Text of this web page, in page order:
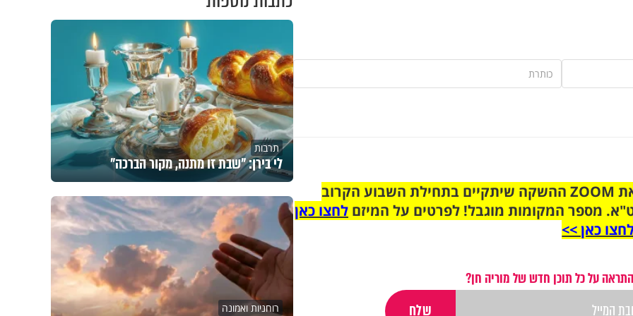
הצטרפו לקבוצת הוואטסאפ לקראת ZOOM ההשקה שיתקיים בתחילת השבוע הקרוב
מספר המקומות מוגבל! לפרטים על המיזם לחצו כאן
כאן >>
על כל תוכן חדש של מוריה חן?
תרבות
לי בירן: "שבת זו מתנה, מקור הברכה"
רוחניות ואמונה